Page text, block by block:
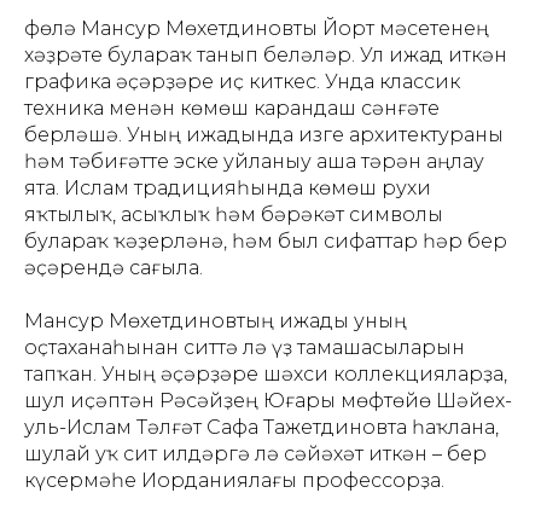
Өфөлә Мансур Мөхетдиновты Йорт мәсетенең
хәҙрәте булараҡ танып беләләр. Ул ижад иткән
графика әҫәрҙәре иҫ киткес. Унда классик
техника менән көмөш карандаш сәнғәте
берләшә. Уның ижадында изге архитектураны
һәм тәбиғәтте эске уйланыу аша тәрән аңлау
ята. Ислам традицияһында көмөш рухи
яҡтылыҡ, асыҡлыҡ һәм бәрәкәт символы
булараҡ ҡәҙерләнә, һәм был сифаттар һәр бер
әҫәрендә сағыла.
Мансур Мөхетдиновтың ижады уның
оҫтаханаһынан ситтә лә үҙ тамашасыларын
тапҡан. Уның әҫәрҙәре шәхси коллекцияларҙа,
шул иҫәптән Рәсәйҙең Юғары мөфтөйө Шәйех-
уль-Ислам Тәлғәт Сафа Тажетдиновта һаҡлана,
шулай уҡ сит илдәргә лә сәйәхәт иткән – бер
күсермәһе Иорданиялағы профессорҙа.